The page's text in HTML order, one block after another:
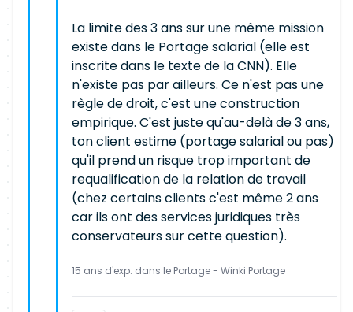
La limite des 3 ans sur une même mission
existe dans le Portage salarial (elle est
inscrite dans le texte de la CNN). Elle
n'existe pas par ailleurs. Ce n'est pas une
règle de droit, c'est une construction
empirique. C'est juste qu'au-delà de 3 ans,
ton client estime (portage salarial ou pas)
qu'il prend un risque trop important de
requalification de la relation de travail
(chez certains clients c'est même 2 ans
car ils ont des services juridiques très
conservateurs sur cette question).
15 ans d'exp. dans le Portage - Winki Portage